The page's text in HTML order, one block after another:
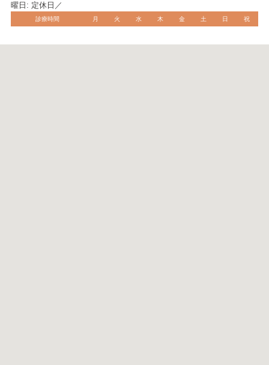
曜日: 定休日／
診療時間 月 火 水 木 金 土 日 祝